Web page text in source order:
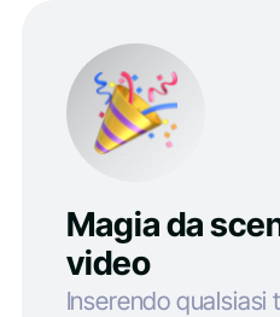
Magia da
video
Inserendo